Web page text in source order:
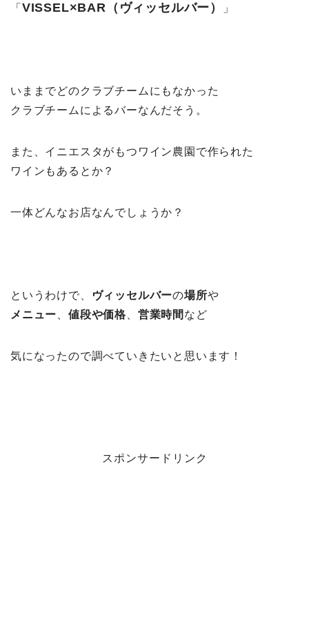
「 VISSEL×BAR（ヴィッセルバー） 」
いままでどのクラブチームにもなかった
クラブチームによるバーなんだそう。
また、イニエスタがもつワイン農園で作られた
ワインもあるとか？
一体どんなお店なんでしょうか？
というわけで、 ヴィッセルバーの場所や
メニュー 、値段や価格 営業時間 など
気になったので調べていきたいと思います！
スポンサードリンク